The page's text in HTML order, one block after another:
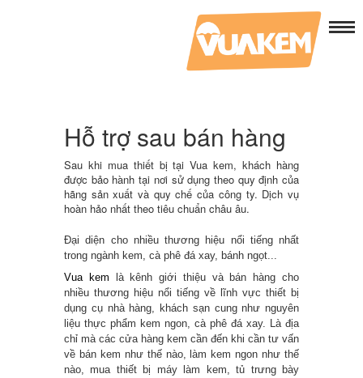
Hỗ trợ sau bán hàng
Sau khi mua thiết bị tại Vua kem, khách hàng
được bảo hành tại nơi sử dụng theo quy định của
hãng sản xuất và quy chế của công ty. Dịch vụ
hoàn hảo nhất theo tiêu chuẩn châu âu.
Đại diện cho nhiều thương hiệu nổi tiếng nhất
trong ngành kem, cà phê đá xay, bánh ngọt...
Vua kem là kênh giới thiệu và bán hàng cho
nhiều thương hiệu nổi tiếng về lĩnh vực thiết bị
dụng cụ nhà hàng, khách sạn cung như nguyên
liệu thực phẩm kem ngon, cà phê đá xay. Là địa
chỉ mà các cửa hàng kem cần đến khi cần tư vấn
về bán kem như thế nào, làm kem ngon như thế
nào, mua thiết bị máy làm kem, tủ trưng bày